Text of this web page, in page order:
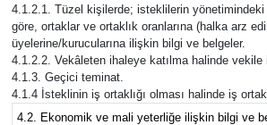
4.1.2.1. Tüzel kişilerde; isteklilerin
göre, ortaklar ve ortaklık oranlarına (halka arz
üyelerine/kurucularına ilişkin bilgi ve belgeler.
4.1.2.2. Vekâleten ihaleye katılma halinde vekile
4.1.3. Geçici teminat.
4.1.4 İsteklinin iş ortaklığı olması halinde iş
4.2. Ekonomik ve mali yeterliğe ilişkin bilgi ve